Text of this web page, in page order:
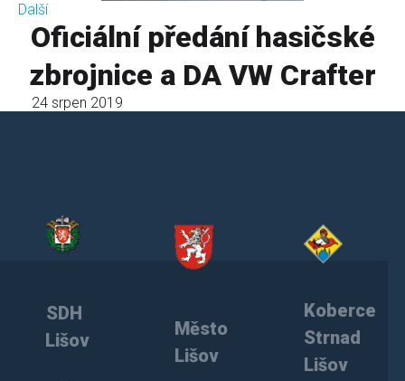
Další
Oficiální předání hasičské
zbrojnice a DA VW Crafter
24 srpen 2019
SDH
Lišov
Město
Lišov
Koberce
Strnad
Lišov